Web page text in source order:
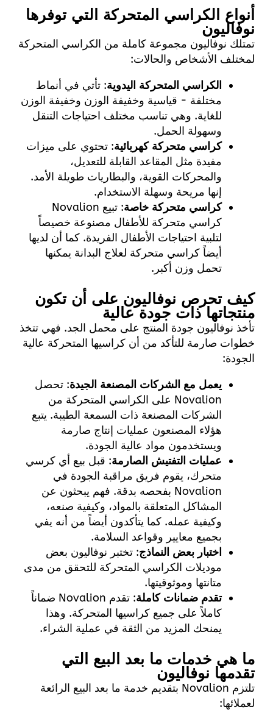
أنواع الكراسي المتحركة التي توفرها
نوفاليون
تمتلك نوفاليون مجموعة كاملة من الكراسي المتحركة
لمختلف الأشخاص والحالات:
الكراسي المتحركة اليدوية: تأتي في أنماط
مختلفة - قياسية وخفيفة الوزن وخفيفة الوزن
للغاية. وهي تناسب مختلف احتياجات التنقل
وسهولة الحمل.
كراسي متحركة كهربائية: تحتوي على ميزات
مفيدة مثل المقاعد القابلة للتعديل،
والمحركات القوية، والبطاريات طويلة الأمد.
إنها مريحة وسهلة الاستخدام.
كراسي متحركة خاصة
: تبيع Novalion
كراسي متحركة للأطفال مصنوعة خصيصاً
لتلبية احتياجات الأطفال الفريدة. كما أن لديها
أيضاً كراسي متحركة لعلاج البدانة يمكنها
تحمل وزن أكبر.
كيف تحرص نوفاليون على أن تكون
منتجاتها ذات جودة عالية
تأخذ نوفاليون جودة المنتج على محمل الجد. فهي تتخذ
خطوات صارمة للتأكد من أن كراسيها المتحركة عالية
الجودة:
يعمل مع الشركات المصنعة الجيدة: تحصل
Novalion على الكراسي المتحركة من
الشركات المصنعة ذات السمعة الطيبة. يتبع
هؤلاء المصنعون عمليات إنتاج صارمة
ويستخدمون مواد عالية الجودة.
عمليات التفتيش الصارمة: قبل بيع أي كرسي
متحرك، يقوم فريق مراقبة الجودة في
Novalion بفحصه بدقة. فهم يبحثون عن
المشاكل المتعلقة بالمواد، وكيفية صنعه،
وكيفية عمله. كما يتأكدون أيضاً من أنه يفي
بجميع معايير وقواعد السلامة.
اختبار بعض النماذج: تختبر نوفاليون بعض
موديلات الكراسي المتحركة للتحقق من مدى
متانتها وموثوقيتها.
تقدم ضمانات كاملة
: تقدم Novalion ضماناً
كاملاً على جميع كراسيها المتحركة. وهذا
يمنحك المزيد من الثقة في عملية الشراء.
ما هي خدمات ما بعد البيع التي
تقدمها نوفاليون
تلتزم Novalion بتقديم خدمة ما بعد البيع الرائعة
لعملائها: